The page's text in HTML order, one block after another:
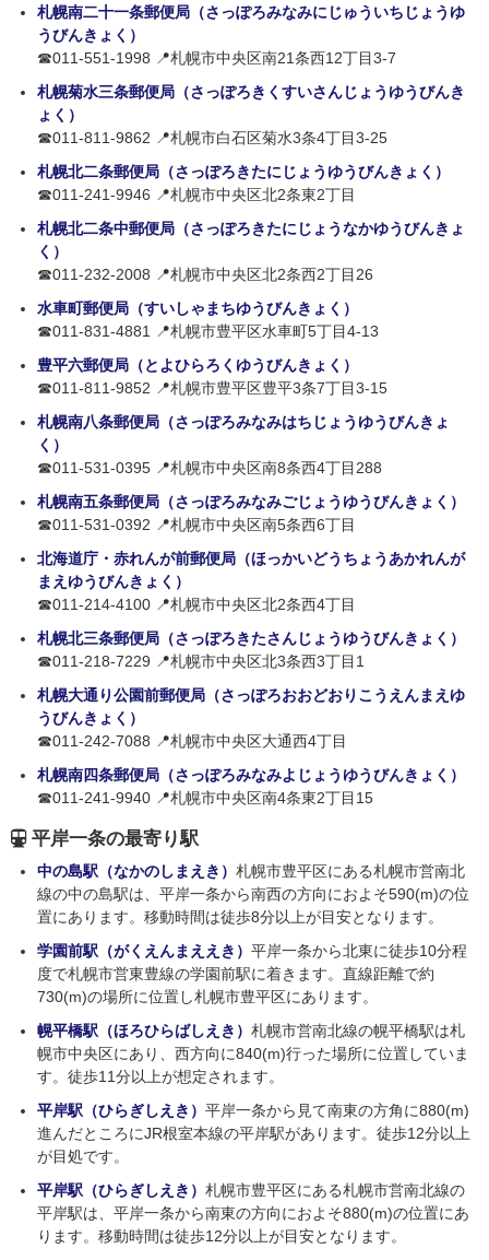
札幌南二十一条郵便局（さっぽろみなみにじゅういちじょうゆ
うびんきょく）
☎011-551-1998 📍札幌市中央区南21条西12丁目3-7
札幌菊水三条郵便局（さっぽろきくすいさんじょうゆうびんき
ょく）
☎011-811-9862 📍札幌市白石区菊水3条4丁目3-25
札幌北二条郵便局（さっぽろきたにじょうゆうびんきょく）
☎011-241-9946 📍札幌市中央区北2条東2丁目
札幌北二条中郵便局（さっぽろきたにじょうなかゆうびんきょ
く）
☎011-232-2008 📍札幌市中央区北2条西2丁目26
水車町郵便局（すいしゃまちゆうびんきょく）
☎011-831-4881 📍札幌市豊平区水車町5丁目4-13
豊平六郵便局（とよひらろくゆうびんきょく）
☎011-811-9852 📍札幌市豊平区豊平3条7丁目3-15
札幌南八条郵便局（さっぽろみなみはちじょうゆうびんきょ
く）
☎011-531-0395 📍札幌市中央区南8条西4丁目288
札幌南五条郵便局（さっぽろみなみごじょうゆうびんきょく）
☎011-531-0392 📍札幌市中央区南5条西6丁目
北海道庁・赤れんが前郵便局（ほっかいどうちょうあかれんが
まえゆうびんきょく）
☎011-214-4100 📍札幌市中央区北2条西4丁目
札幌北三条郵便局（さっぽろきたさんじょうゆうびんきょく）
☎011-218-7229 📍札幌市中央区北3条西3丁目1
札幌大通り公園前郵便局（さっぽろおおどおりこうえんまえゆ
うびんきょく）
☎011-242-7088 📍札幌市中央区大通西4丁目
札幌南四条郵便局（さっぽろみなみよじょうゆうびんきょく）
☎011-241-9940 📍札幌市中央区南4条東2丁目15
平岸一条の最寄り駅
中の島駅（なかのしまえき） 札幌市豊平区にある札幌市営南北
線の中の島駅は、平岸一条から南西の方向におよそ590(m)の位
置にあります。移動時間は徒歩8分以上が目安となります。
学園前駅（がくえんまええき） 平岸一条から北東に徒歩10分程
度で札幌市営東豊線の学園前駅に着きます。直線距離で約
730(m)の場所に位置し札幌市豊平区にあります。
幌平橋駅（ほろひらばしえき） 札幌市営南北線の幌平橋駅は札
幌市中央区にあり、西方向に840(m)行った場所に位置していま
す。徒歩11分以上が想定されます。
平岸駅（ひらぎしえき） 平岸一条から見て南東の方角に880(m)
進んだところにJR根室本線の平岸駅があります。徒歩12分以上
が目処です。
平岸駅（ひらぎしえき） 札幌市豊平区にある札幌市営南北線の
平岸駅は、平岸一条から南東の方向におよそ880(m)の位置にあ
ります。移動時間は徒歩12分以上が目安となります。